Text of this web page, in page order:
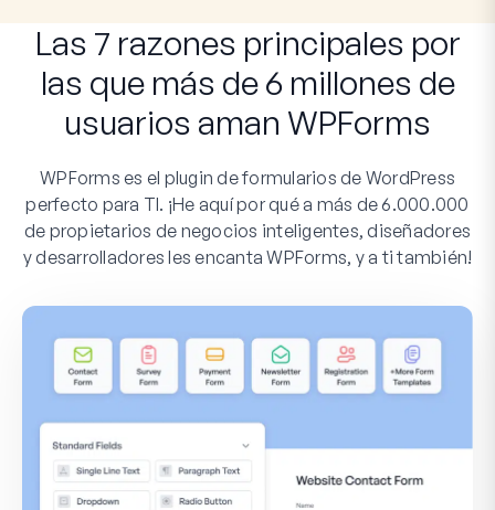
Las 7 razones principales por
las que más de 6 millones de
usuarios aman WPForms
WPForms es el plugin de formularios de WordPress
perfecto para TI. ¡He aquí por qué a más de 6.000.000
de propietarios de negocios inteligentes, diseñadores
y desarrolladores les encanta WPForms, y a ti también!